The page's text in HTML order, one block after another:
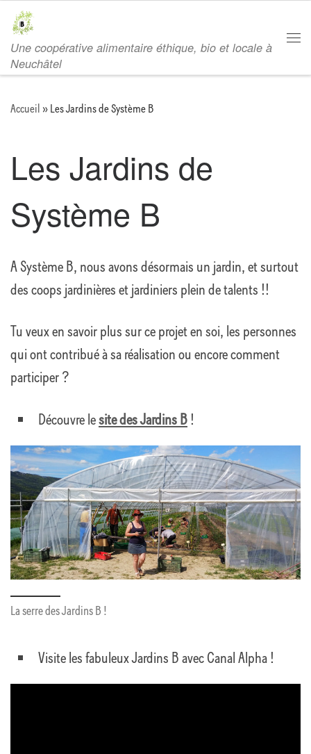
Passer au contenu
Une coopérative alimentaire éthique, bio et locale à
Neuchâtel
Accueil »Les Jardins de Système B
Les Jardins de
Système B
A Système B, nous avons désormais un jardin, et surtout
des coops jardinières et jardiniers plein de talents !!
Tu veux en savoir plus sur ce projet en soi, les personnes
qui ont contribué à sa réalisation ou encore comment
participer ?
Découvre lesite des Jardins B!
La serre des Jardins B !
Visite les fabuleux Jardins B avec Canal Alpha !